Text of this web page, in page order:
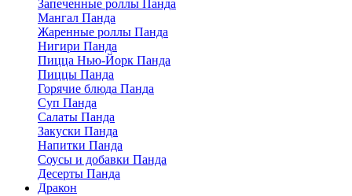
Запеченные роллы Панда
Мангал Панда
Жаренные роллы Панда
Нигири Панда
Пицца Нью-Йорк Панда
Пиццы Панда
Горячие блюда Панда
Суп Панда
Салаты Панда
Закуски Панда
Напитки Панда
Соусы и добавки Панда
Десерты Панда
Дракон